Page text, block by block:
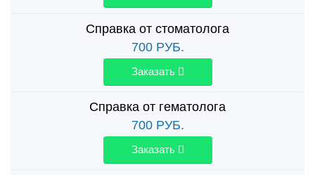
Справка от стоматолога
700РУБ.
Заказать
Справка от гематолога
700РУБ.
Заказать